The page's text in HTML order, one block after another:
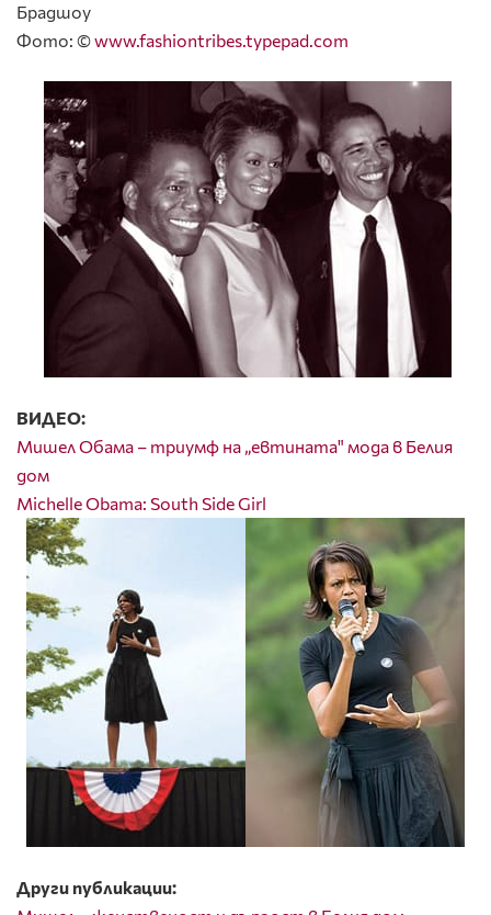
Брадшоу
Фото: ©www.fashiontribes.typepad.com
ВИДЕО:
Мишел Обама – триумф на „евтината" мода в Белия
дом
Michelle Obama: South Side Girl
Други публикации: